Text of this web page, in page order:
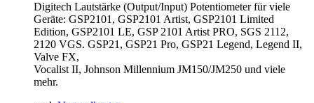
Digitech Lautstärke (Output/Input) Potentiometer für viele
Geräte: GSP2101, GSP2101 Artist, GSP2101 Limited
Edition, GSP2101 LE, GSP 2101 Artist PRO, SGS 2112,
2120 VGS. GSP21, GSP21 Pro, GSP21 Legend, Legend II,
Valve FX,
Vocalist II, Johnson Millennium JM150/JM250 und viele
mehr.